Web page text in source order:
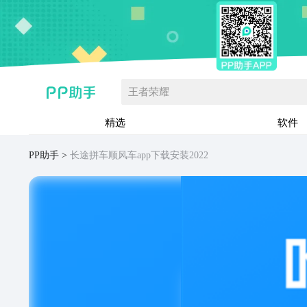
王者荣耀
精选 软件
PP助手 长途拼车顺风车app下载安装2022